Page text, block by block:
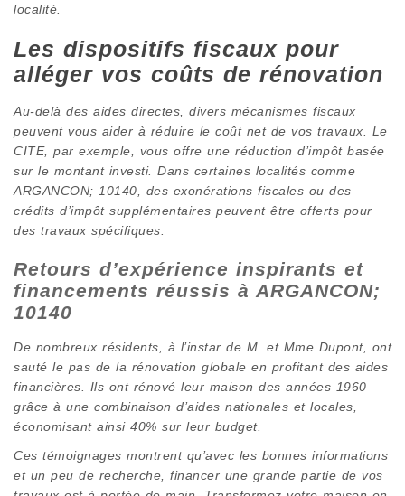
localité.
Les dispositifs fiscaux pour
alléger vos coûts de rénovation
Au-delà des aides directes, divers mécanismes fiscaux
peuvent vous aider à réduire le coût net de vos travaux. Le
CITE, par exemple, vous offre une réduction d’impôt basée
sur le montant investi. Dans certaines localités comme
ARGANCON; 10140, des exonérations fiscales ou des
crédits d’impôt supplémentaires peuvent être offerts pour
des travaux spécifiques.
Retours d’expérience inspirants et
financements réussis à ARGANCON;
10140
De nombreux résidents, à l’instar de M. et Mme Dupont, ont
sauté le pas de la rénovation globale en profitant des aides
financières. Ils ont rénové leur maison des années 1960
grâce à une combinaison d’aides nationales et locales,
économisant ainsi 40% sur leur budget.
Ces témoignages montrent qu’avec les bonnes informations
et un peu de recherche, financer une grande partie de vos